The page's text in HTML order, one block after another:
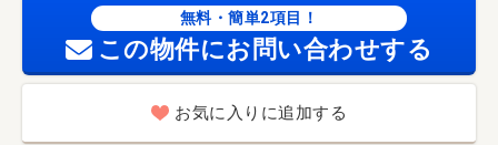
無料・簡単2項目！
この物件にお問い合わせする
お気に入りに追加する